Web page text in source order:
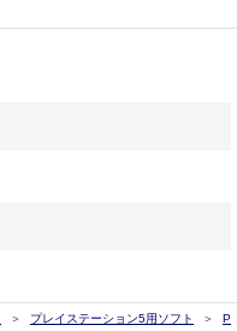
プレイステーション5用ソフト
P